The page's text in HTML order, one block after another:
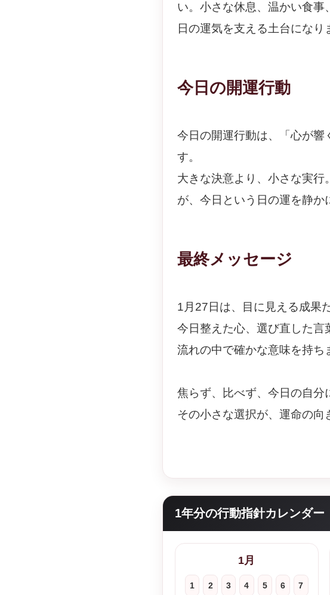
い。小さな休息、温かい食
日の運気を支える土台になり
今日の開運行動
今日の開運行動は、「心が
す。
大きな決意より、小さな実
が、今日という日の運を静か
最終メッセージ
1月27日は、目に見える成果
今日整えた心、選び直した
流れの中で確かな意味を持ち
焦らず、比べず、今日の自分
その小さな選択が、運命の向
1年分の行動指針カレンダー
1月
1 2 3 4 5 6 7